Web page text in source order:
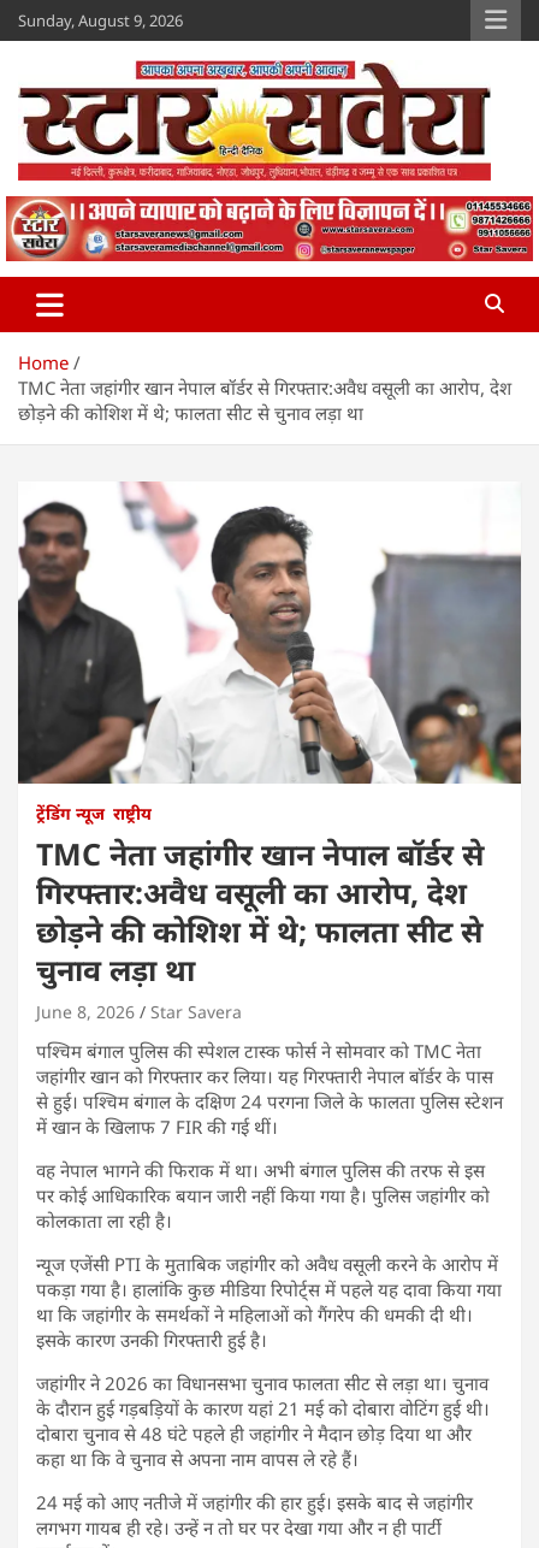
Skip
to
Sunday, August 9, 2026
Star Savera
www.starsavera.com
Home
TMC नेता जहांगीर खान नेपाल बॉर्डर से गिरफ्तार:अवैध वसूली का आरोप, देश
छोड़ने की कोशिश में थे; फालता सीट से चुनाव लड़ा था
ट्रेंडिंग न्यूज राष्ट्रीय
TMC नेता जहांगीर खान नेपाल बॉर्डर से
गिरफ्तार:अवैध वसूली का आरोप, देश
छोड़ने की कोशिश में थे; फालता सीट से
चुनाव लड़ा था
June 8, 2026 Star Savera
पश्चिम बंगाल पुलिस की स्पेशल टास्क फोर्स ने सोमवार को TMC नेता
जहांगीर खान को गिरफ्तार कर लिया। यह गिरफ्तारी नेपाल बॉर्डर के पास
से हुई। पश्चिम बंगाल के दक्षिण 24 परगना जिले के फालता पुलिस स्टेशन
में खान के खिलाफ 7 FIR की गई थीं।
वह नेपाल भागने की फिराक में था। अभी बंगाल पुलिस की तरफ से इस
पर कोई आधिकारिक बयान जारी नहीं किया गया है। पुलिस जहांगीर को
कोलकाता ला रही है।
न्यूज एजेंसी PTI के मुताबिक जहांगीर को अवैध वसूली करने के आरोप में
पकड़ा गया है। हालांकि कुछ मीडिया रिपोर्ट्स में पहले यह दावा किया गया
था कि जहांगीर के समर्थकों ने महिलाओं को गैंगरेप की धमकी दी थी।
इसके कारण उनकी गिरफ्तारी हुई है।
जहांगीर ने 2026 का विधानसभा चुनाव फालता सीट से लड़ा था। चुनाव
के दौरान हुई गड़बड़ियों के कारण यहां 21 मई को दोबारा वोटिंग हुई थी।
दोबारा चुनाव से 48 घंटे पहले ही जहांगीर ने मैदान छोड़ दिया था और
कहा था कि वे चुनाव से अपना नाम वापस ले रहे हैं।
24 मई को आए नतीजे में जहांगीर की हार हुई। इसके बाद से जहांगीर
लगभग गायब ही रहे। उन्हें न तो घर पर देखा गया और न ही पार्टी